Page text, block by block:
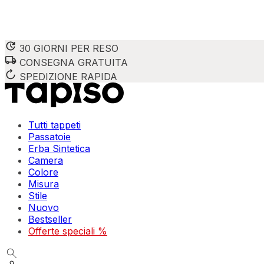
30 GIORNI PER RESO
CONSEGNA GRATUITA
SPEDIZIONE RAPIDA
Tutti tappeti
Passatoie
Erba Sintetica
Camera
Colore
Misura
Stile
Nuovo
Bestseller
Offerte speciali %